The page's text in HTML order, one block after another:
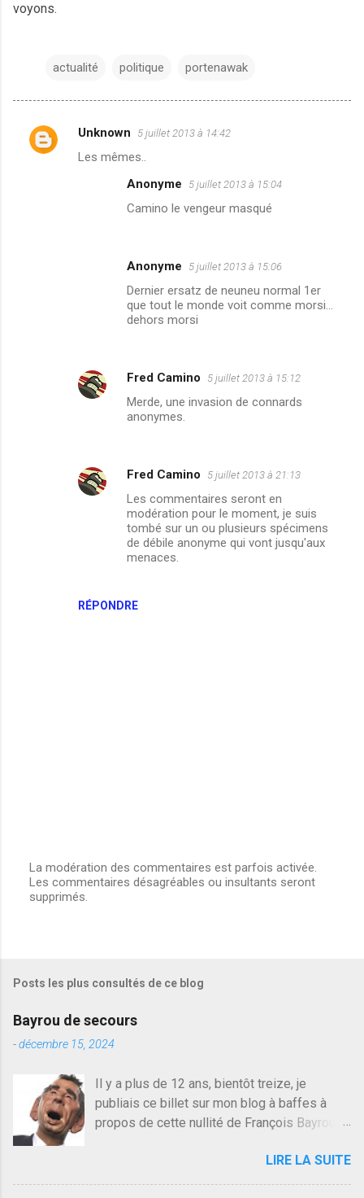
voyons.
actualité politique portenawak
C
Unknown 5 juillet 2013 à 14:42
Les mêmes..
RÉPONDRE
Anonyme 5 juillet 2013 à 15:04
Camino le vengeur masqué
Anonyme 5 juillet 2013 à 15:06
Dernier ersatz de neuneu normal 1er
que tout le monde voit comme morsi...
dehors morsi
Fred Camino 5 juillet 2013 à 15:12
Merde, une invasion de connards
anonymes.
Fred Camino 5 juillet 2013 à 21:13
Les commentaires seront en
modération pour le moment, je suis
tombé sur un ou plusieurs spécimens
de débile anonyme qui vont jusqu'aux
menaces.
E
n
t
e
r
u
m
m
e
n
La modération des commentaires est parfois activée.
Les commentaires désagréables ou insultants seront
supprimés.
Posts les plus consultés de ce blog
Bayrou de secours
-décembre 15, 2024
Il y a plus de 12 ans, bientôt treize, je
publiais ce billet sur mon blog à baffes à
propos de cette nullité de François Bayrou. Il
quelqu'un, je ne parle pas des couples mais
des amis ou des valeurs dans lesquels on
LIRE LA SUITE